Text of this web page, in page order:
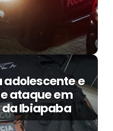
e
ataque em
Ibiapaba